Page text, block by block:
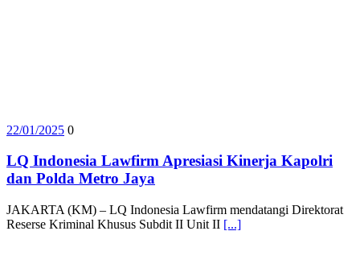
22/01/2025 0
LQ Indonesia Lawfirm Apresiasi Kinerja Kapolri
dan Polda Metro Jaya
JAKARTA (KM) – LQ Indonesia Lawfirm mendatangi Direktorat
Reserse Kriminal Khusus Subdit II Unit II [...]